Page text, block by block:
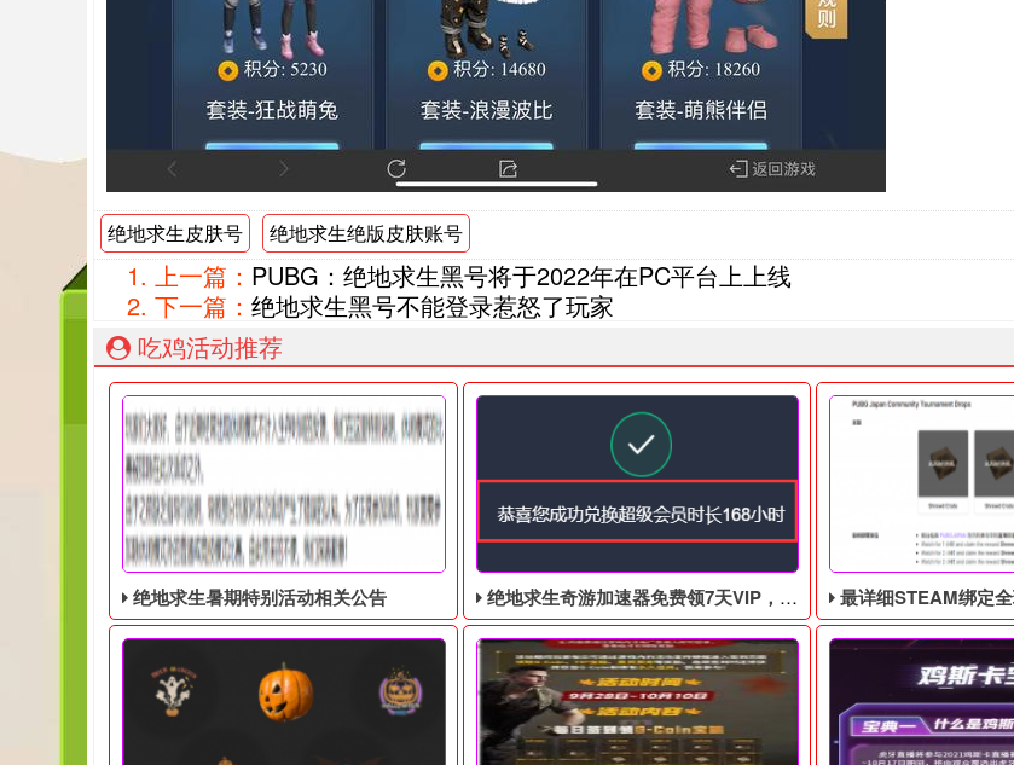
绝地求生皮肤号 绝地求生绝版皮肤账号
上一篇： PUBG：绝地求生黑号将于2022年在PC平台上上线
下一篇： 绝地求生黑号不能登录惹怒了玩家
吃鸡活动推荐
绝地求生暑期特别活动相关公告 绝地求生奇游加速器免费领7天VIP，合计168小时 最详细STEAM绑定全球账号以及老鼠